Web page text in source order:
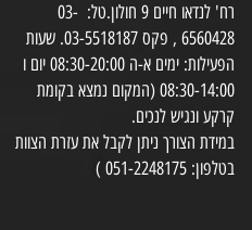
רח' לנדאו חיים 9 חולון.טל: 03-
6560428 , פקס 03-5518187. שעות
הפעילות: ימים א-ה 08:30-20:00 יום ו
08:30-14:00 (המקום נמצא בקומת
קרקע ונגיש לנכים.
במידת הצורך ניתן לקבל את עזרת הצוות
בטלפון: 051-2248175 )